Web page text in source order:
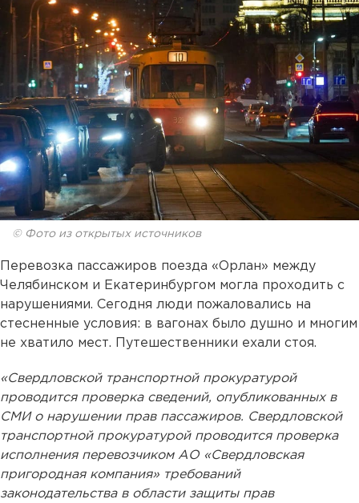
© Фото из открытых источников
Перевозка пассажиров поезда «Орлан» между
Челябинском и Екатеринбургом могла проходить с
нарушениями. Сегодня люди пожаловались на
стесненные условия: в вагонах было душно и многим
не хватило мест. Путешественники ехали стоя.
«Свердловской транспортной прокуратурой
проводится проверка сведений, опубликованных в
СМИ о нарушении прав пассажиров. Свердловской
транспортной прокуратурой проводится проверка
исполнения перевозчиком АО «Свердловская
пригородная компания» требований
законодательства в области защиты прав